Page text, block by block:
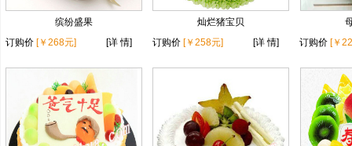
缤纷盛果
订购价 [￥268元] [详 情]
灿烂猪宝贝
订购价 [￥258元] [详 情]
订购价 [￥